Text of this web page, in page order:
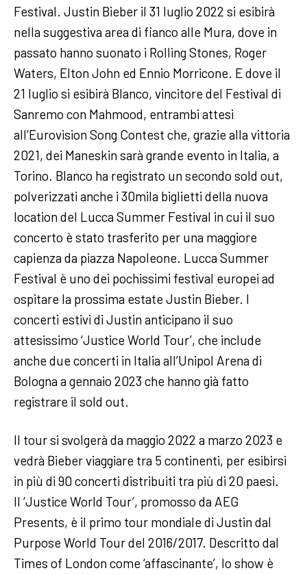
Festival. Justin Bieber il 31 luglio 2022 si esibirà
nella suggestiva area di fianco alle Mura, dove in
passato hanno suonato i Rolling Stones, Roger
Waters, Elton John ed Ennio Morricone. E dove il
21 luglio si esibirà Blanco, vincitore del Festival di
Sanremo con Mahmood, entrambi attesi
all’Eurovision Song Contest che, grazie alla vittoria
2021, dei Maneskin sarà grande evento in Italia, a
Torino. Blanco ha registrato un secondo sold out,
polverizzati anche i 30mila biglietti della nuova
location del Lucca Summer Festival in cui il suo
concerto è stato trasferito per una maggiore
capienza da piazza Napoleone. Lucca Summer
Festival è uno dei pochissimi festival europei ad
ospitare la prossima estate Justin Bieber. I
concerti estivi di Justin anticipano il suo
attesissimo ‘Justice World Tour’, che include
anche due concerti in Italia all’Unipol Arena di
Bologna a gennaio 2023 che hanno già fatto
registrare il sold out.
Il tour si svolgerà da maggio 2022 a marzo 2023 e
vedrà Bieber viaggiare tra 5 continenti, per esibirsi
in più di 90 concerti distribuiti tra più di 20 paesi.
Il ‘Justice World Tour’, promosso da AEG
Presents, è il primo tour mondiale di Justin dal
Purpose World Tour del 2016/2017. Descritto dal
Times of London come ‘affascinante’, lo show è